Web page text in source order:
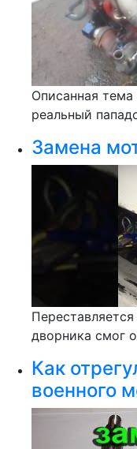
Описанная тема
реальный
Замена
дворника смог
Как
военного